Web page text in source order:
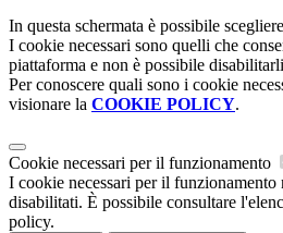
In questa schermata è possibile
I cookie necessari sono quelli che
piattaforma e non è possibile
Per conoscere quali sono i cookie
visionare la COOKIE POLICY.
Cookie necessari per il funzionamento
I cookie necessari per il funzionamento
disabilitati. È possibile consultare
policy.